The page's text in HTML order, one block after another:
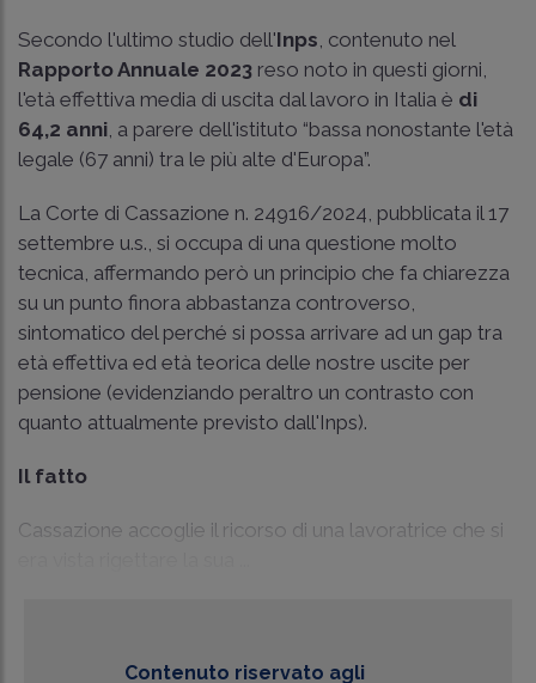
Secondo l'ultimo studio dell'Inps, contenuto nel
Rapporto Annuale 2023 reso noto in questi giorni,
l'età effettiva media di uscita dal lavoro in Italia è di
64,2 anni, a parere dell'istituto “bassa nonostante l'età
legale (67 anni) tra le più alte d'Europa”.
La Corte di Cassazione n. 24916/2024, pubblicata il 17
settembre u.s., si occupa di una questione molto
tecnica, affermando però un principio che fa chiarezza
su un punto finora abbastanza controverso,
sintomatico del perché si possa arrivare ad un gap tra
età effettiva ed età teorica delle nostre uscite per
pensione (evidenziando peraltro un contrasto con
quanto attualmente previsto dall'Inps).
Il fatto
Cassazione accoglie il ricorso di una lavoratrice che si
Contenuto riservato agli